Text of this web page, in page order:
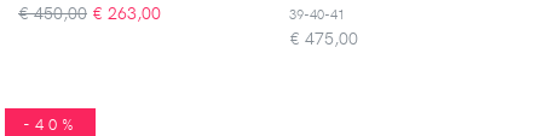
€ 450,00 € 263,00 39-40-41
€ 475,00
-40%